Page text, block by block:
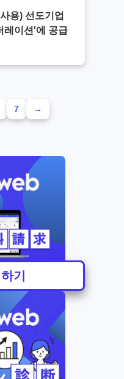
용) 선도기업
레이션'에 공급
7 →
기